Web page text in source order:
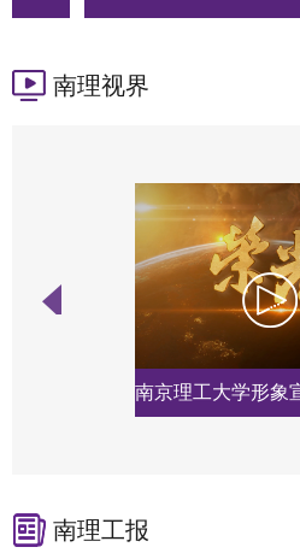
南理视界
南京理工大学形象
南理工报